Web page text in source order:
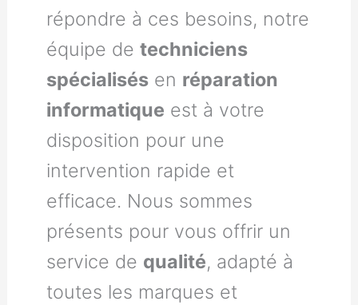
répondre à ces besoins, notre
équipe detechniciens
spécialisés en réparation
informatique est à votre
disposition pour une
intervention rapide et
efficace. Nous sommes
présents pour vous offrir un
service de qualité, adapté à
toutes les marques et